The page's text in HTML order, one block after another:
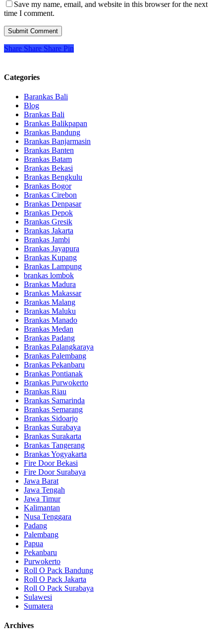
Save my name, email, and website in this browser for the next
time I comment.
Share Share Share Pin
Categories
Barankas Bali
Blog
Brankas Bali
Brankas Balikpapan
Brankas Bandung
Brankas Banjarmasin
Brankas Banten
Brankas Batam
Brankas Bekasi
Brankas Bengkulu
Brankas Bogor
Brankas Cirebon
Brankas Denpasar
Brankas Depok
Brankas Gresik
Brankas Jakarta
Brankas Jambi
Brankas Jayapura
Brankas Kupang
Brankas Lampung
brankas lombok
Brankas Madura
Brankas Makassar
Brankas Malang
Brankas Maluku
Brankas Manado
Brankas Medan
Brankas Padang
Brankas Palangkaraya
Brankas Palembang
Brankas Pekanbaru
Brankas Pontianak
Brankas Purwokerto
Brankas Riau
Brankas Samarinda
Brankas Semarang
Brankas Sidoarjo
Brankas Surabaya
Brankas Surakarta
Brankas Tangerang
Brankas Yogyakarta
Fire Door Bekasi
Fire Door Surabaya
Jawa Barat
Jawa Tengah
Jawa Timur
Kalimantan
Nusa Tenggara
Padang
Palembang
Papua
Pekanbaru
Purwokerto
Roll O Pack Bandung
Roll O Pack Jakarta
Roll O Pack Surabaya
Sulawesi
Sumatera
Archives